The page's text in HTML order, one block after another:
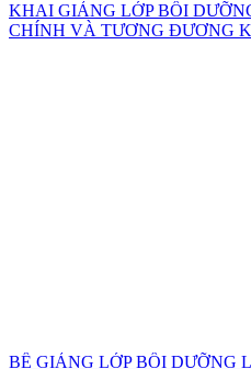
KHAI GIẢNG LỚP BỒI
CHÍNH VÀ TƯƠNG ĐƯƠNG
BẾ GIẢNG LỚP BỒI DƯỠNG